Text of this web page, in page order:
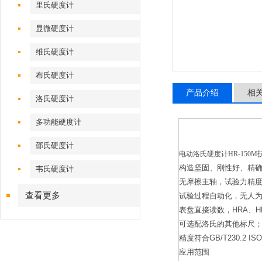
里氏硬度计
显微硬度计
维氏硬度计
布氏硬度计
洛氏硬度计
多功能硬度计
邵氏硬度计
韦氏硬度计
查看更多
产品介绍 相
电动洛氏硬度计HR-150M
构造坚固、刚性好、精
无摩擦主轴，试验力精
试验过程自动化，无人
表盘直接读数，HRA、
可选配洛氏的其他标尺；
精度符合GB/T230.2
应用范围